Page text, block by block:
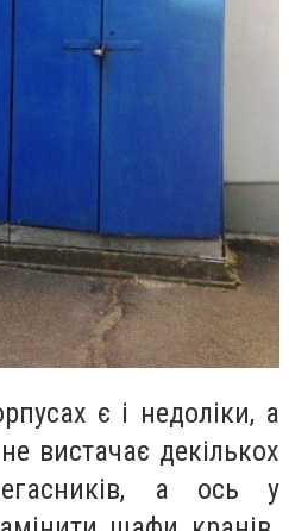
є і недоліки, а
вистачає декількох
а ось у